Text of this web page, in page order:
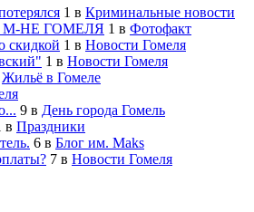
1 в Криминальные новости
НЕ ГОМЕЛЯ 1 в Фотофакт
скидкой 1 в Новости Гомеля
1 в Новости Гомеля
Жильё в Гомеле
9 в День города Гомель
в Праздники
6 в Блог им. Maks
7 в Новости Гомеля